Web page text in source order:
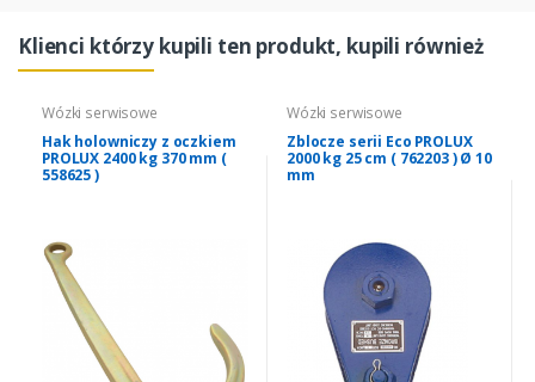
Klienci którzy kupili ten produkt, kupili również
Wózki serwisowe
Hak holowniczy z oczkiem
PROLUX 2400 kg 370 mm (
558625 )
Wózki serwisowe
Zblocze serii Eco PROLUX
2000 kg 25 cm ( 762203 ) Ø 10
mm